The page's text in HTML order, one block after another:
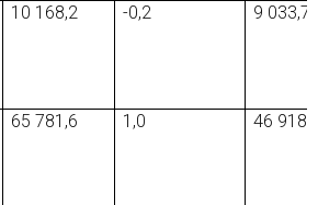
10 168,2 -0,2 9 033,7
65 781,6 1,0 46